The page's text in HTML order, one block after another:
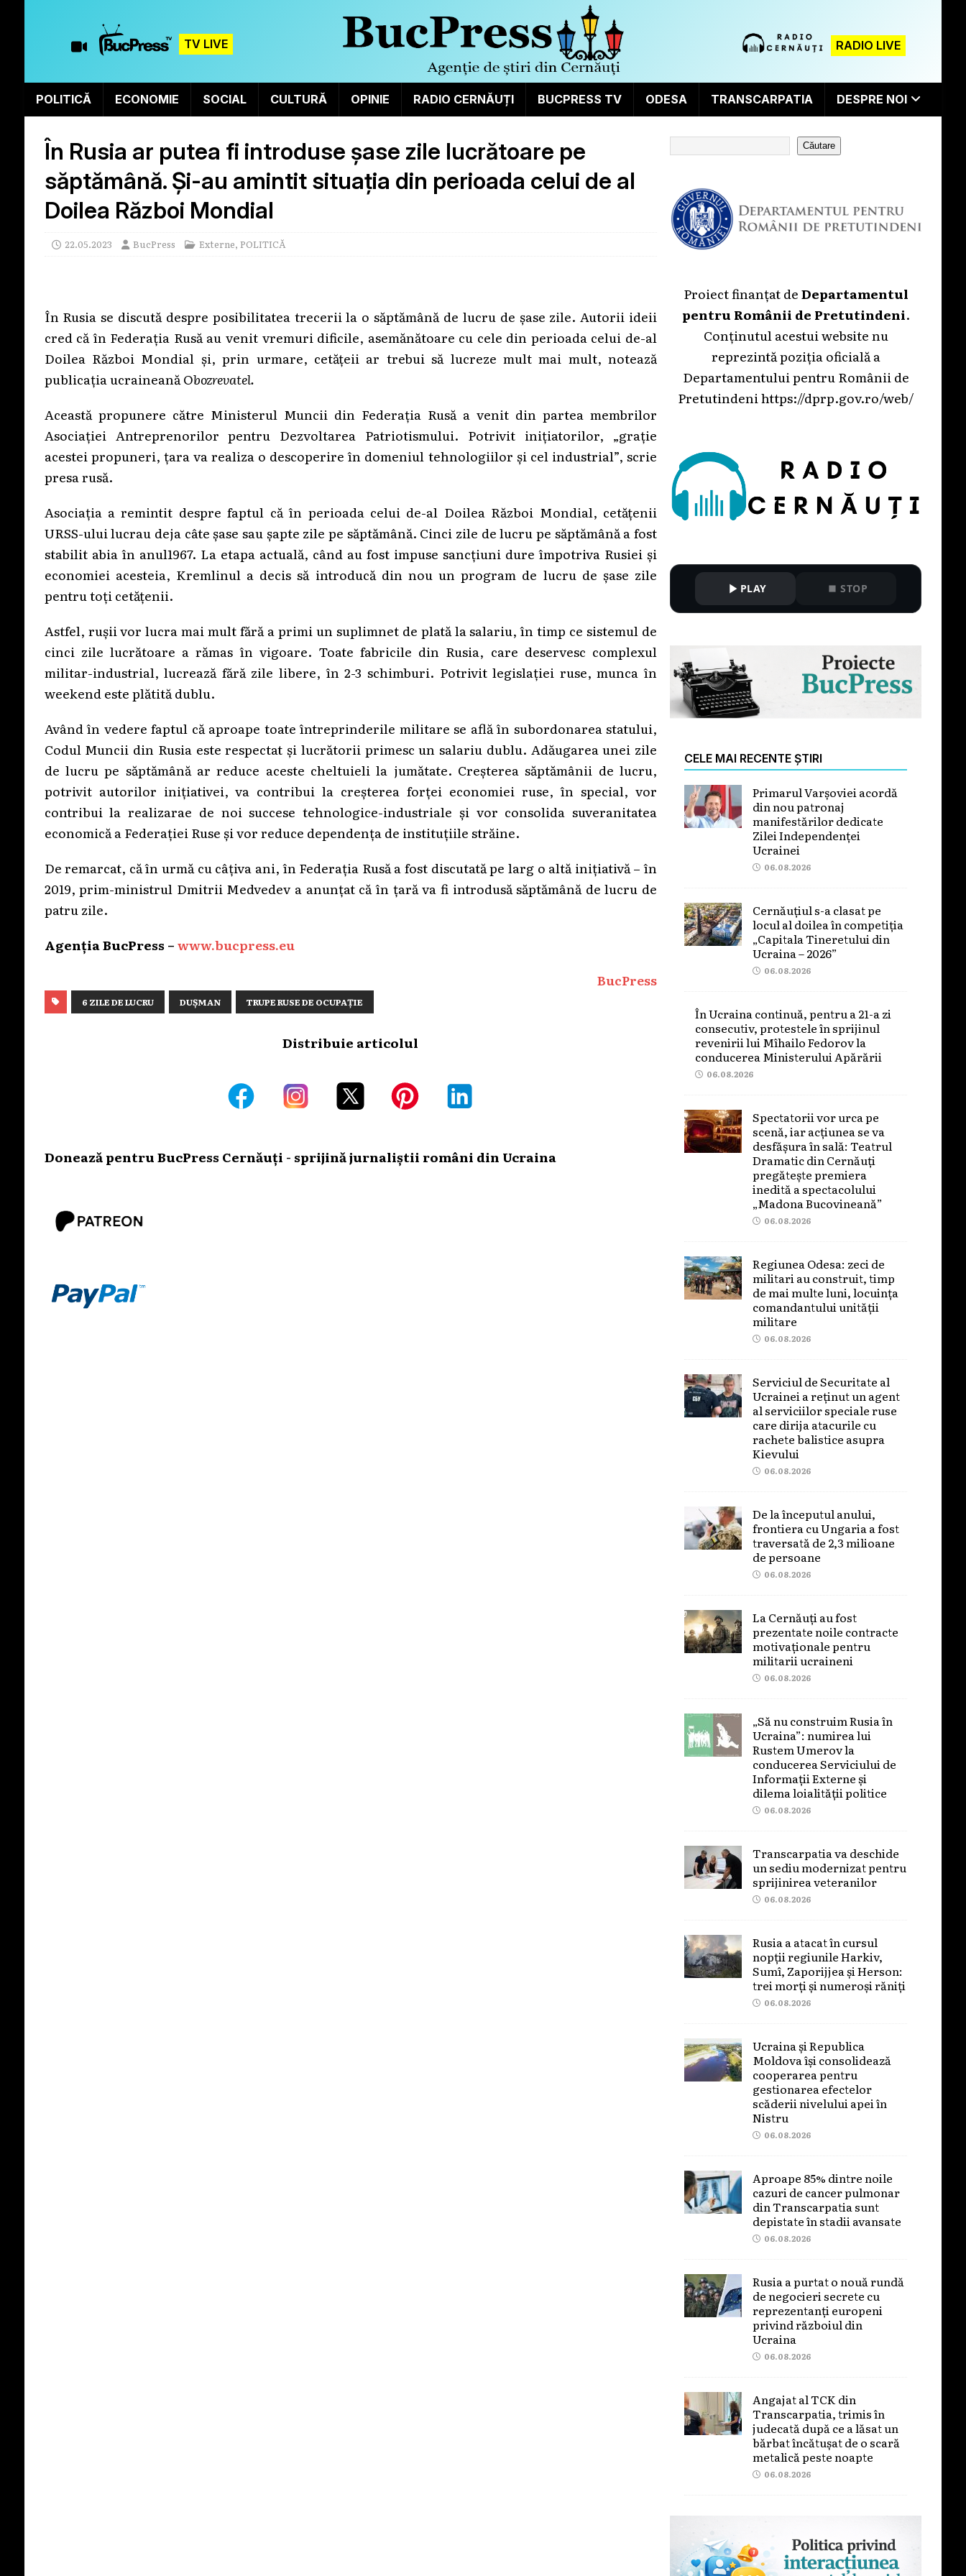
TV LIVE RADIO LIVE
POLITICĂ ECONOMIE SOCIAL CULTURĂ OPINIE RADIO CERNĂUȚI BUCPRESS TV ODESA TRANSCARPATIA DESPRE NOI
În Rusia ar putea fi introduse șase zile lucrătoare pe
săptămână. Și-au amintit situația din perioada celui de al
Doilea Război Mondial
22.05.2023 BucPress Externe, POLITICĂ
În Rusia se discută despre posibilitatea trecerii la o săptămână de lucru de șase zile. Autorii ideii
cred că în Federația Rusă au venit vremuri dificile, asemănătoare cu cele din perioada celui de-al
Doilea Război Mondial și, prin urmare, cetățeii ar trebui să lucreze mult mai mult, notează
publicația ucraineană Obozrevatel.
Această propunere către Ministerul Muncii din Federația Rusă a venit din partea membrilor
Asociației Antreprenorilor pentru Dezvoltarea Patriotismului. Potrivit inițiatorilor, „grație
acestei propuneri, țara va realiza o descoperire în domeniul tehnologiilor și cel industrial”, scrie
presa rusă.
Asociația a remintit despre faptul că în perioada celui de-al Doilea Război Mondial, cetățenii
URSS-ului lucrau deja câte șase sau șapte zile pe săptămână. Cinci zile de lucru pe săptămână a fost
stabilit abia în anul1967. La etapa actuală, când au fost impuse sancțiuni dure împotriva Rusiei și
economiei acesteia, Kremlinul a decis să introducă din nou un program de lucru de șase zile
pentru toți cetățenii.
Astfel, rușii vor lucra mai mult fără a primi un suplimnet de plată la salariu, în timp ce sistemul de
cinci zile lucrătoare a rămas în vigoare. Toate fabricile din Rusia, care deservesc complexul
militar-industrial, lucrează fără zile libere, în 2-3 schimburi. Potrivit legislației ruse, munca în
weekend este plătită dublu.
Având în vedere faptul că aproape toate întreprinderile militare se află în subordonarea statului,
Codul Muncii din Rusia este respectat și lucrătorii primesc un salariu dublu. Adăugarea unei zile
de lucru pe săptămână ar reduce aceste cheltuieli la jumătate. Creșterea săptămânii de lucru,
potrivit autorilor inițiativei, va contribui la creșterea forței economiei ruse, în special, vor
contribui la realizarae de noi succese tehnologice-industriale și vor consolida suveranitatea
economică a Federației Ruse și vor reduce dependența de instituțiile străine.
De remarcat, că în urmă cu câțiva ani, în Federația Rusă a fost discutată pe larg o altă inițiativă – în
2019, prim-ministrul Dmitrii Medvedev a anunțat că în țară va fi introdusă săptămână de lucru de
patru zile.
Agenția BucPress –www.bucpress.eu
BucPress
6 ZILE DE LUCRU DUȘMAN TRUPE RUSE DE OCUPAȚIE
Distribuie articolul
Donează pentru BucPress Cernăuți - sprijină jurnaliștii români din Ucraina
Căutare
Proiect finanțat deDepartamentul
pentru Românii de Pretutindeni.
Conținutul acestui website nu
reprezintă poziția oficială a
Departamentului pentru Românii de
Pretutindenihttps://dprp.gov.ro/web/
PLAY STOP
CELE MAI RECENTE ȘTIRI
Primarul Varșoviei acordă
din nou patronaj
manifestărilor dedicate
Zilei Independenței
Ucrainei
06.08.2026
Cernăuțiul s-a clasat pe
locul al doilea în competiția
„Capitala Tineretului din
Ucraina – 2026”
06.08.2026
În Ucraina continuă, pentru a 21-a zi
consecutiv, protestele în sprijinul
revenirii lui Mîhailo Fedorov la
conducerea Ministerului Apărării
06.08.2026
Spectatorii vor urca pe
scenă, iar acțiunea se va
desfășura în sală: Teatrul
Dramatic din Cernăuți
pregătește premiera
inedită a spectacolului
„Madona Bucovineană”
06.08.2026
Regiunea Odesa: zeci de
militari au construit, timp
de mai multe luni, locuința
comandantului unității
militare
06.08.2026
Serviciul de Securitate al
Ucrainei a reținut un agent
al serviciilor speciale ruse
care dirija atacurile cu
rachete balistice asupra
Kievului
06.08.2026
De la începutul anului,
frontiera cu Ungaria a fost
traversată de 2,3 milioane
de persoane
06.08.2026
La Cernăuți au fost
prezentate noile contracte
motivaționale pentru
militarii ucraineni
06.08.2026
„Să nu construim Rusia în
Ucraina”: numirea lui
Rustem Umerov la
conducerea Serviciului de
Informații Externe și
dilema loialității politice
06.08.2026
Transcarpatia va deschide
un sediu modernizat pentru
sprijinirea veteranilor
06.08.2026
Rusia a atacat în cursul
nopții regiunile Harkiv,
Sumî, Zaporijjea și Herson:
trei morți și numeroși răniți
06.08.2026
Ucraina și Republica
Moldova își consolidează
cooperarea pentru
gestionarea efectelor
scăderii nivelului apei în
Nistru
06.08.2026
Aproape 85% dintre noile
cazuri de cancer pulmonar
din Transcarpatia sunt
depistate în stadii avansate
06.08.2026
Rusia a purtat o nouă rundă
de negocieri secrete cu
reprezentanți europeni
privind războiul din
Ucraina
06.08.2026
Angajat al TCK din
Transcarpatia, trimis în
judecată după ce a lăsat un
bărbat încătușat de o scară
metalică peste noapte
06.08.2026